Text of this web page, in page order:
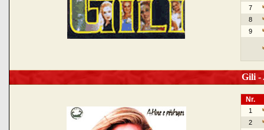
7
8
9
Gili -
Nr.
1
2